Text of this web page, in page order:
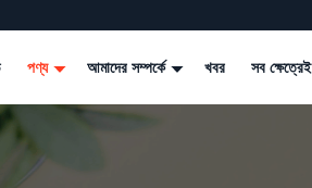
পণ্য আমাদের সম্পর্কে খবর সব ক্ষেত্রেই